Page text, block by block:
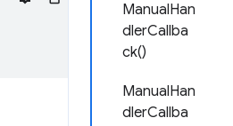
ManualHan
dlerCallba
ck()
ManualHan
dlerCallba